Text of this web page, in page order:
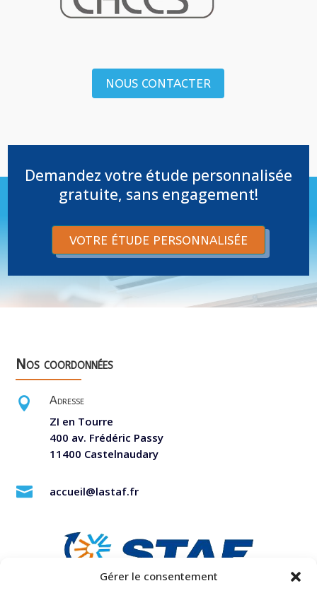
Gérer le consentement
NOUS CONTACTER
Demandez votre étude personnalisée
gratuite, sans engagement!
VOTRE ÉTUDE PERSONNALISÉE
Nos coordonnées
 Adresse
ZI en Tourre
400 av. Frédéric Passy
11400 Castelnaudary
 accueil@lastaf.fr